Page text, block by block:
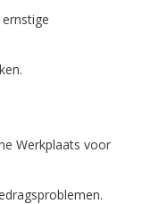
ernstige
.
Werkplaats voor
.